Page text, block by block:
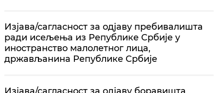
Изјава/сагласност за одјаву пребивалишта
ради исељења из Републике Србије у
иностранство малолетног лица,
држављанина Републике Србије
Изјава/сагласност за одјаву боравишта